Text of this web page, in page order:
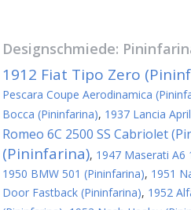
Designschmiede:
1912 Fiat Tipo Zero
Pescara Coupe Aerodinamica
Bocca (Pininfarina), 1937 Lancia
Romeo 6C 2500 SS Cabriolet
(Pininfarina), 1947 Maserati A6
1950 BMW 501 (Pininfarina), 1951
Door Fastback (Pininfarina), 1952